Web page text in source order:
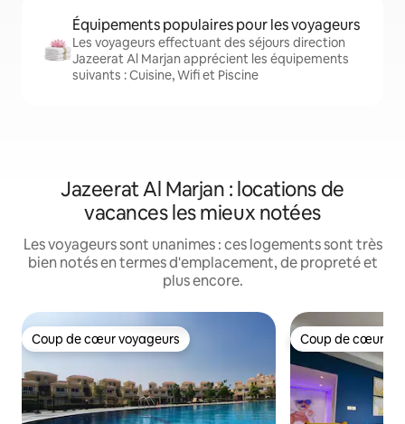
Équipements populaires pour les voyageurs
Les voyageurs effectuant des séjours direction
Jazeerat Al Marjan apprécient les équipements
suivants : Cuisine, Wifi et Piscine
Jazeerat Al Marjan : locations de
vacances les mieux notées
Les voyageurs sont unanimes : ces logements sont très
bien notés en termes d'emplacement, de propreté et
plus encore.
Coup de cœur voyageurs
Coup de cœur voyageurs Coup de cœur
Coup de cœur